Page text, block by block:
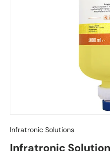
Infratronic Solutions
Infratronic